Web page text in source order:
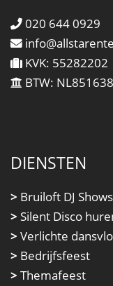
020 644 0929
KVK: 55282202
BTW:
DIENSTEN
> Bruiloft DJ Shows
> Silent Disco
> Verlichte
> Bedrijfsfeest
> Themafeest